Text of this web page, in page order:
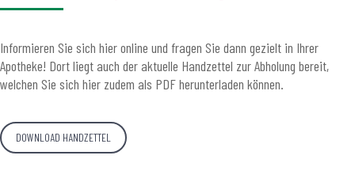
Informieren Sie sich hier online und fragen Sie dann gezielt in Ihrer
Apotheke! Dort liegt auch der aktuelle Handzettel zur Abholung bereit,
welchen Sie sich hier zudem als PDF herunterladen können.
DOWNLOAD HANDZETTEL